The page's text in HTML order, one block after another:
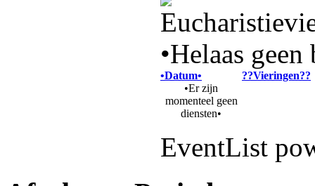
•Helaas
•Datum•
??Vieringen??
•Er zijn
momenteel geen
diensten•
EventList